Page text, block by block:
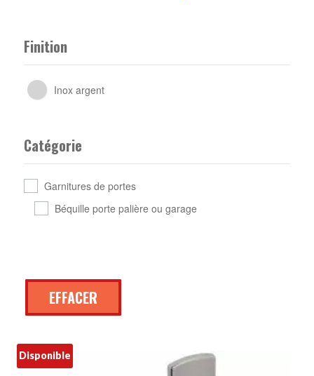
Finition
Inox argent
Catégorie
Garnitures de portes
Béquille porte palière ou garage
EFFACER
Disponible